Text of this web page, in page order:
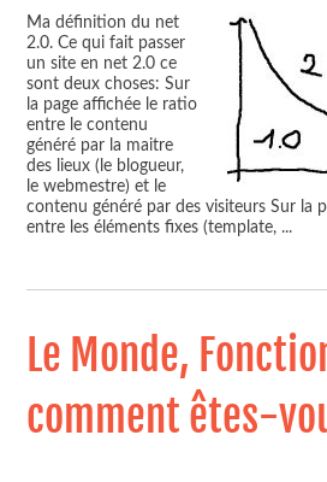
Ma définition du net
2.0. Ce qui fait passer
un site en net 2.0 ce
sont deux choses: Sur
la page affichée le ratio
entre le contenu
généré par la maitre
des lieux (le blogueur,
le webmestre) et le
contenu généré par des visiteurs Sur la
entre les éléments fixes (template, ...
Le Monde,
comment êtes-